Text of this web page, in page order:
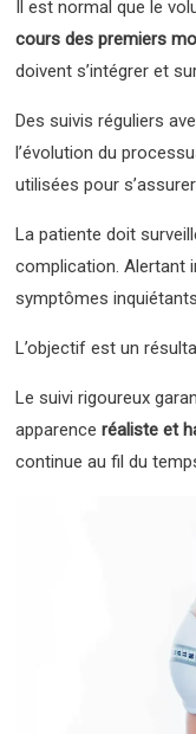
Il est normal que le
cours des premiers
doivent s’intégrer et
Des suivis réguliers
l’évolution du
utilisées pour
La patiente doit
complication. Alertant
symptômes
L’objectif est un
Le suivi rigoureux
apparenceréaliste et
continue au fil du